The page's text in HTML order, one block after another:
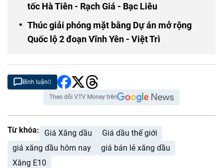
tốc Hà Tiên - Rạch Giá - Bạc Liêu
Thúc giải phóng mặt bằng Dự án mở rộng
Quốc lộ 2 đoạn Vĩnh Yên - Việt Trì
Bình luận0
Theo dõi VTV Money trên
Từ khóa: Giá Xăng dầu
Giá dầu thế giới
giá xăng dầu hôm nay
giá bán lẻ xăng dầu
Xăng E10